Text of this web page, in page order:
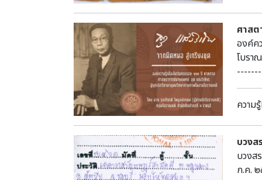
น้ำล้อ
ใหญ่
ประดิ
๒. ฐา
ตั้งเรี
มีขนา
สุโ
ศาสต
องค์ค
โบรา
-----
ความ
บวงส
บวงส
ก.ค.